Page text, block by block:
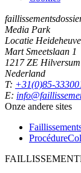
Media Park
Locatie
Mart Smeetslaan 1
1217 ZE Hilversum
Nederland
T: +31(0)85-
E:
Onze andere sites